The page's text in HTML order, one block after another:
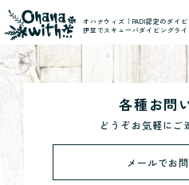
オハナウィズ｜PADI認定のダイ
伊豆でスキューバダイビングライ
各種お問
どうぞお気軽にご
メールでお